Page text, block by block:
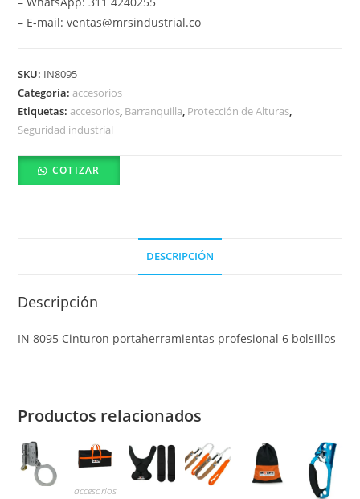
– E-mail: ventas@mrsindustrial.co
SKU: IN8095
Categoría:accesorios
Etiquetas:accesorios, Barranquilla, Protección de Alturas,
Seguridad industrial
COTIZAR
DESCRIPCIÓN
Descripción
IN 8095 Cinturon portaherramientas profesional 6 bolsillos
Productos relacionados
accesorios